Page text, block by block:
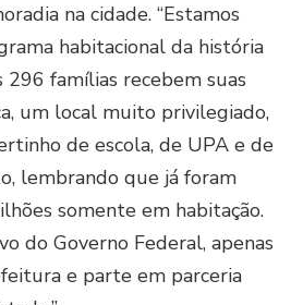
na cidade. “Estamos
habitacional da história
296 famílias recebem suas
um local muito privilegiado,
de escola, de UPA e de
lembrando que já foram
somente em habitação.
do Governo Federal, apenas
e parte em parceria